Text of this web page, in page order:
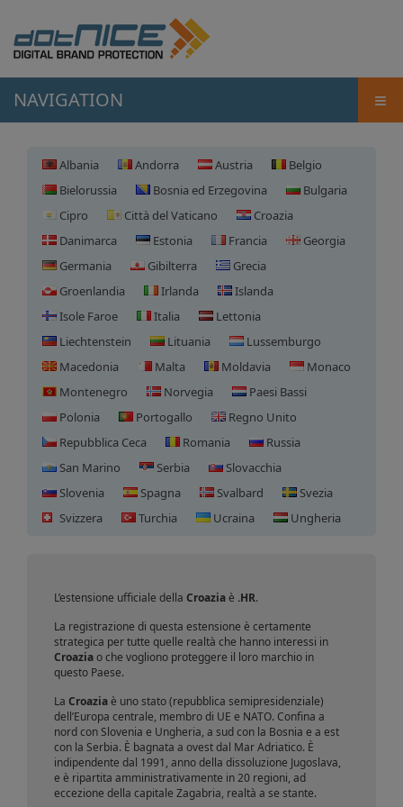
NAVIGATION ≡
Albania Andorra Austria
Belgio
Bielorussia
Bosnia ed Erzegovina
Bulgaria
Cipro
Città del Vaticano
Croazia
Danimarca
Estonia Francia
Georgia
Germania
Gibilterra
Grecia
Groenlandia
Irlanda
Islanda
Isole Faroe
Italia
Lettonia
Liechtenstein
Lituania
Lussemburgo
Macedonia
Malta Moldavia
Monaco
Montenegro
Norvegia
Paesi Bassi
Polonia
Portogallo
Regno Unito
Repubblica Ceca
Romania
Russia
San Marino
Serbia
Slovacchia
Slovenia
Spagna Svalbard
Svezia
Svizzera
Turchia Ucraina Ungheria
Registrazione domini Croazia
L’estensione ufficiale della Croaziaè .HR.
La registrazione di questa estensione è certamente
strategica per tutte quelle realtà che hanno interessi in
Croaziao che vogliono proteggere il loro marchio in
questo Paese.
La Croaziaè uno stato (repubblica semipresidenziale)
dell’Europa centrale, membro di UE e NATO. Confina a
nord con Slovenia e Ungheria, a sud con la Bosnia e a est
con la Serbia. È bagnata a ovest dal Mar Adriatico. È
indipendente dal 1991, anno della dissoluzione Jugoslava,
e è ripartita amministrativamente in 20 regioni, ad
eccezione della capitale Zagabria, realtà a se stante.